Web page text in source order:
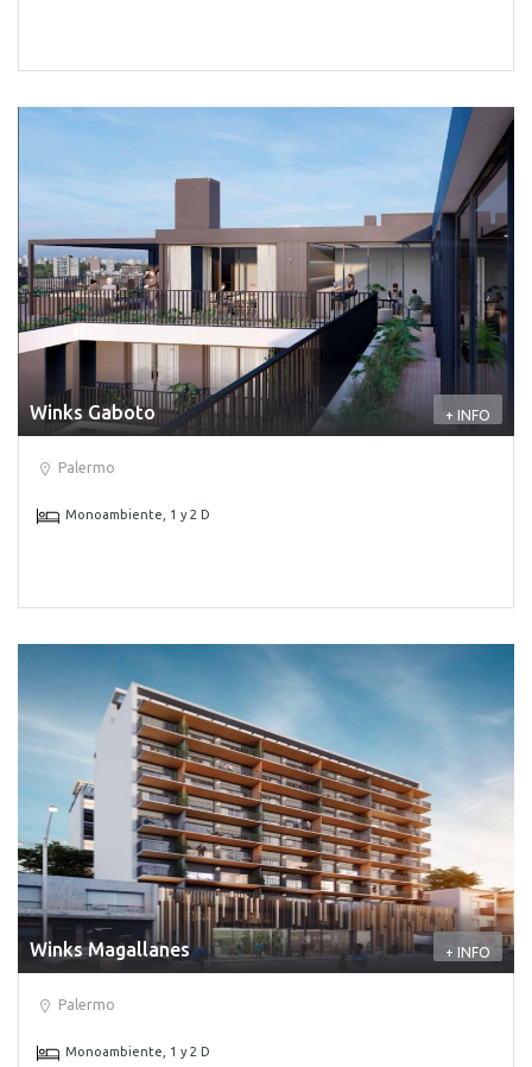
Winks Gaboto + INFO
Palermo
Monoambiente, 1 y 2 D
Winks Magallanes + INFO
Palermo
Monoambiente, 1 y 2 D